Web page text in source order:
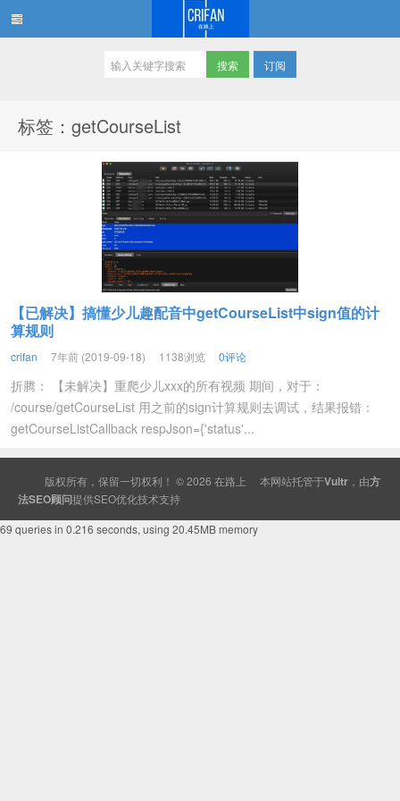
订阅
标签：getCourseList
【已解决】搞懂少儿趣配音中getCourseList中sign值的计
算规则
crifan 7年前 (2019-09-18) 1138浏览 0评论
折腾： 【未解决】重爬少儿xxx的所有视频 期间，对于：
/course/getCourseList 用之前的sign计算规则去调试，结果报错：
getCourseListCallback respJson={'status'...
版权所有，保留一切权利！ © 2026 在路上 本网站托管于Vultr ，由方
法SEO顾问提供SEO优化技术支持
69 queries in 0.216 seconds, using 20.45MB memory